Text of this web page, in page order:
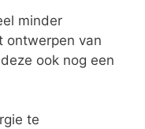
minder
ontwerpen van
ook nog een
te